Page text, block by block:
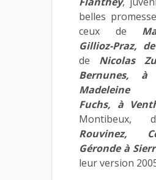
belles
ceux de
Gillioz-Praz,
de Nicolas
Bernunes, à
Madeleine
Fuchs, à
Montibeux,
Rouvinez,
Géronde à
leur version